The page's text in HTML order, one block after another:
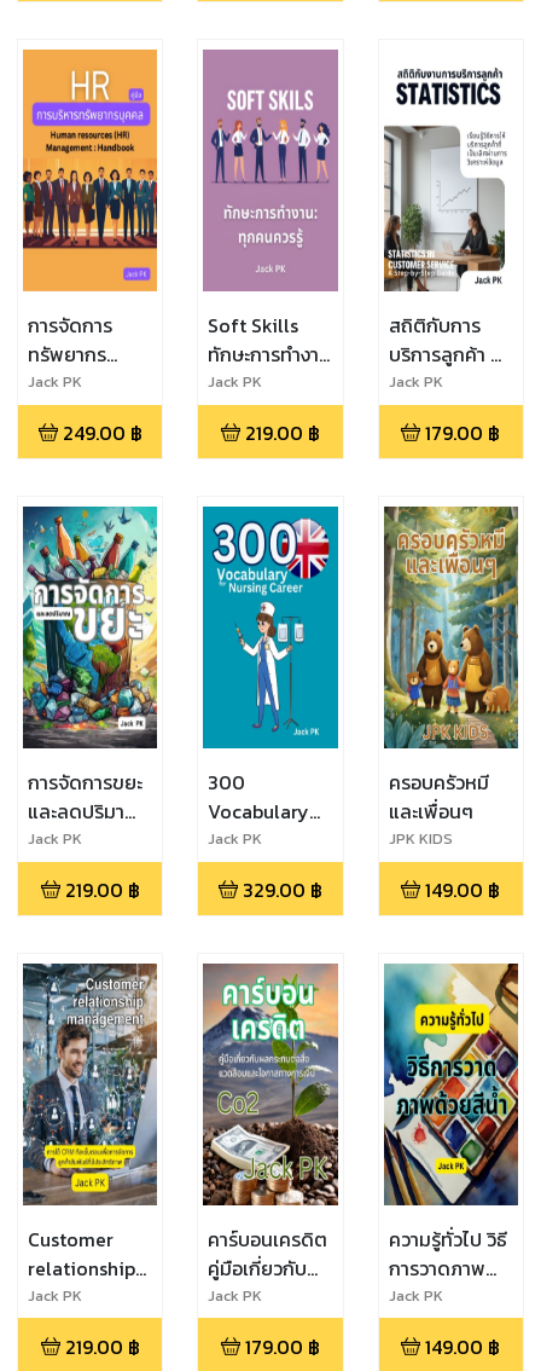
การจัดการ
ทรัพยากร
มนุษย์ (HR)
Jack PK
249.00 ฿
Soft Skills
ทักษะการทำงาน
ทุกคนควรรู้
Jack PK
219.00 ฿
สถิติกับการ
บริการลูกค้า คำ
แนะนำทีละขั้น
ตอน
Jack PK
179.00 ฿
การจัดการขยะ
และลดปริมาณ
ขยะ
Jack PK
219.00 ฿
300
Vocabulary
for Nursing
Career
Jack PK
329.00 ฿
ครอบครัวหมี
และเพื่อนๆ
JPK KIDS
149.00 ฿
Customer
relationship
management
(CRM) การใช้
CRM ทีละขั้น
Jack PK
219.00 ฿
คาร์บอนเครดิต
คู่มือเกี่ยวกับ
ผลกระทบต่อสิ่ง
แวดล้อมและ
โอกาสทางการ
Jack PK
179.00 ฿
ความรู้ทั่วไป วิธี
การวาดภาพ
ด้วยสีน้ำ
Jack PK
149.00 ฿